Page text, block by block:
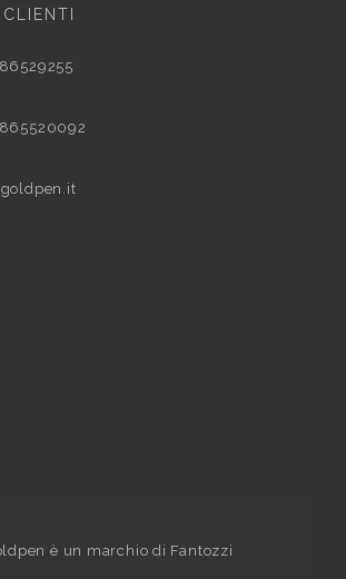
è un marchio di Fantozzi